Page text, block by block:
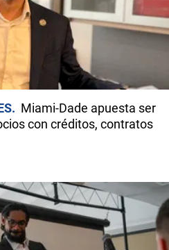
Miami-Dade apuesta ser
con créditos, contratos